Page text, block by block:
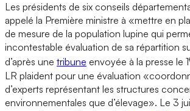
Les présidents de six conseils
appelé la Première ministre à «mettre en
de mesure de la population lupine qui
incontestable évaluation de sa répartition
d’après une tribune envoyée à la presse le 1
LR plaident pour une évaluation
d’experts représentant les structures
environnementales que d’élevage». Le 3